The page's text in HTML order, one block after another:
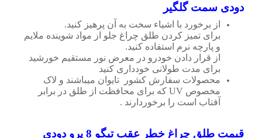
دودی سمت گلگیر
از برخورد با اشیاء سخت به آن پرهیز کنید.
برای تمیز کردن طلق چراغ جلو از مواد شوینده ملایم
و پارچه نرم استفاده کنید.
از قرار دادن خودرو در معرض نور مستقیم خورشید
برای مدت طولانی خودداری کنید
محصولات سفارش کشور تایوان میباشند و لاک
مخصوص UV که برای محافظت از طلق در برابر
آفتاب است را برخوردارند .
قیمت
طلق چراغ خطر عقب تیگو 8 پرو دودی